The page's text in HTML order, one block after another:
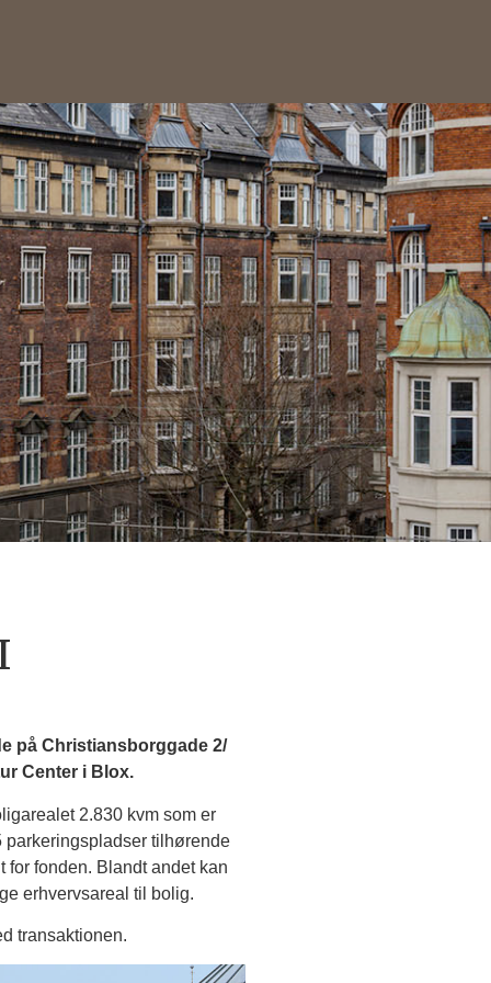
på Christiansborggade 2/
Center i Blox.
2.830 kvm som er
parkeringspladser tilhørende
for fonden. Blandt andet kan
erhvervsareal til bolig.
transaktionen.